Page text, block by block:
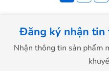
Đăng ký nhận tin
Nhận thông tin sản phẩm